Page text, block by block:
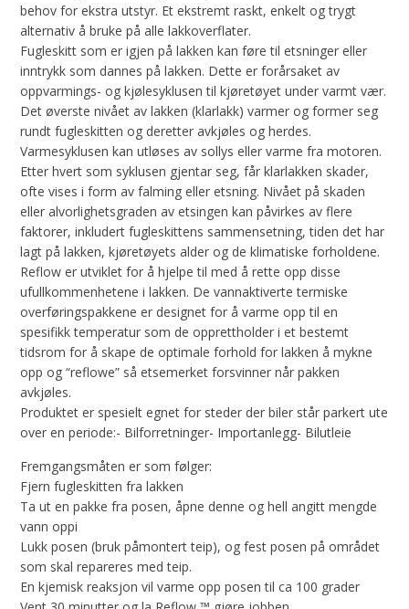
behov for ekstra utstyr. Et ekstremt raskt, enkelt og trygt
alternativ å bruke på alle lakkoverflater.
Fugleskitt som er igjen på lakken kan føre til etsninger eller
inntrykk som dannes på lakken. Dette er forårsaket av
oppvarmings- og kjølesyklusen til kjøretøyet under varmt vær.
Det øverste nivået av lakken (klarlakk) varmer og former seg
rundt fugleskitten og deretter avkjøles og herdes.
Varmesyklusen kan utløses av sollys eller varme fra motoren.
Etter hvert som syklusen gjentar seg, får klarlakken skader,
ofte vises i form av falming eller etsning. Nivået på skaden
eller alvorlighetsgraden av etsingen kan påvirkes av flere
faktorer, inkludert fugleskittens sammensetning, tiden det har
lagt på lakken, kjøretøyets alder og de klimatiske forholdene.
Reflow er utviklet for å hjelpe til med å rette opp disse
ufullkommenhetene i lakken. De vannaktiverte termiske
overføringspakkene er designet for å varme opp til en
spesifikk temperatur som de opprettholder i et bestemt
tidsrom for å skape de optimale forhold for lakken å mykne
opp og “reflowe” så etsemerket forsvinner når pakken
avkjøles.
Produktet er spesielt egnet for steder der biler står parkert ute
over en periode:- Bilforretninger- Importanlegg- Bilutleie
Fremgangsmåten er som følger:
Fjern fugleskitten fra lakken
Ta ut en pakke fra posen, åpne denne og hell angitt mengde
vann oppi
Lukk posen (bruk påmontert teip), og fest posen på området
som skal repareres med teip.
En kjemisk reaksjon vil varme opp posen til ca 100 grader